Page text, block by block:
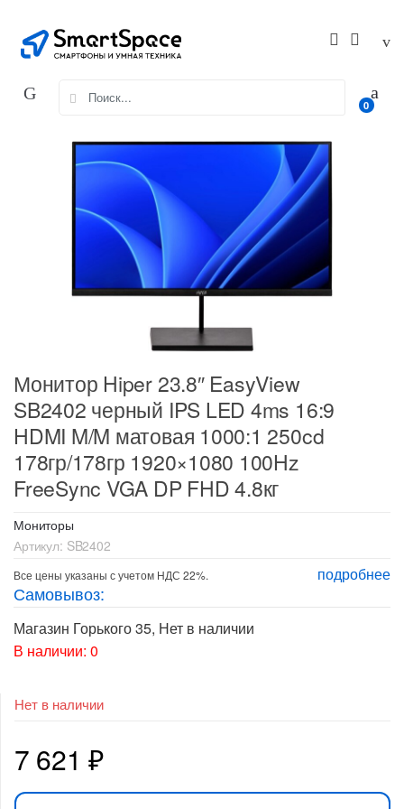
navigation
content
for:
0
Монитор Hiper 23.8″ EasyView
SB2402 черный IPS LED 4ms 16:9
HDMI M/M матовая 1000:1 250cd
178гр/178гр 1920×1080 100Hz
FreeSync VGA DP FHD 4.8кг
Мониторы
Артикул: SB2402
подробнее
Все цены указаны с учетом НДС 22%.
Самовывоз:
Магазин Горького 35, Нет в наличии
В наличии: 0
Нет в наличии
7 621₽